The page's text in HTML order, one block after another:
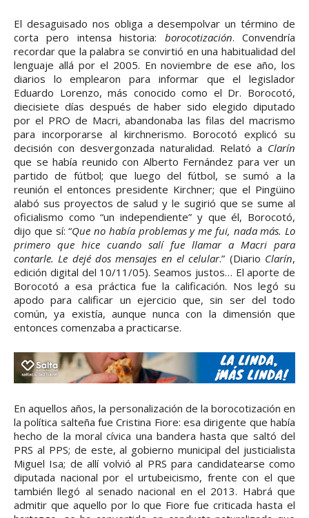
El desaguisado nos obliga a desempolvar un término de
corta pero intensa historia: borocotización. Convendría
recordar que la palabra se convirtió en una habitualidad del
lenguaje allá por el 2005. En noviembre de ese año, los
diarios lo emplearon para informar que el legislador
Eduardo Lorenzo, más conocido como el Dr. Borocotó,
diecisiete días después de haber sido elegido diputado
por el PRO de Macri, abandonaba las filas del macrismo
para incorporarse al kirchnerismo. Borocotó explicó su
decisión con desvergonzada naturalidad. Relató a Clarín
que se había reunido con Alberto Fernández para ver un
partido de fútbol; que luego del fútbol, se sumó a la
reunión el entonces presidente Kirchner; que el Pingüino
alabó sus proyectos de salud y le sugirió que se sume al
oficialismo como “un independiente” y que él, Borocotó,
dijo que sí: “Que no había problemas y me fui, nada más. Lo
primero que hice cuando salí fue llamar a Macri para
contarle. Le dejé dos mensajes en el celular.” (Diario Clarín,
edición digital del 10/11/05). Seamos justos… El aporte de
Borocotó a esa práctica fue la calificación. Nos legó su
apodo para calificar un ejercicio que, sin ser del todo
común, ya existía, aunque nunca con la dimensión que
entonces comenzaba a practicarse.
En aquellos años, la personalización de la borocotización en
la política salteña fue Cristina Fiore: esa dirigente que había
hecho de la moral cívica una bandera hasta que saltó del
PRS al PPS; de este, al gobierno municipal del justicialista
Miguel Isa; de allí volvió al PRS para candidatearse como
diputada nacional por el urtubeicismo, frente con el que
también llegó al senado nacional en el 2013. Habrá que
admitir que aquello por lo que Fiore fue criticada hasta el